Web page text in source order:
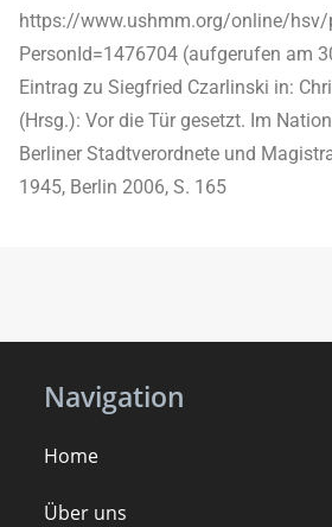
https://www.ushmm.org/online/hsv/
PersonId=1476704 (aufgerufen am
Eintrag zu Siegfried Czarlinski in:
(Hrsg.): Vor die Tür gesetzt. Im
Berliner Stadtverordnete und
1945, Berlin 2006, S. 165
Navigation
Home
Über uns